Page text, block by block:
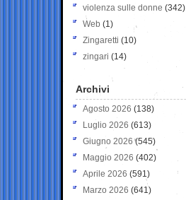
violenza sulle donne (342)
Web (1)
Zingaretti (10)
zingari (14)
Archivi
Agosto 2026 (138)
Luglio 2026 (613)
Giugno 2026 (545)
Maggio 2026 (402)
Aprile 2026 (591)
Marzo 2026 (641)